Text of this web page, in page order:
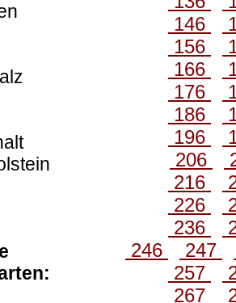
146
156
166
176
186
196
206
216
226
236
246
247
257
267